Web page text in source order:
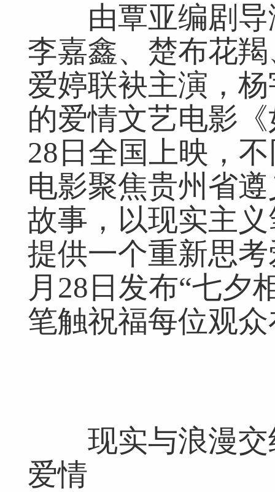
由覃亚编剧导
李嘉鑫、楚布花
爱婷联袂主演，
的爱情文艺电影
28日全国上映，
电影聚焦贵州省
故事，以现实主
提供一个重新思
月28日发布“七夕
笔触祝福每位观
现实与浪漫交
爱情